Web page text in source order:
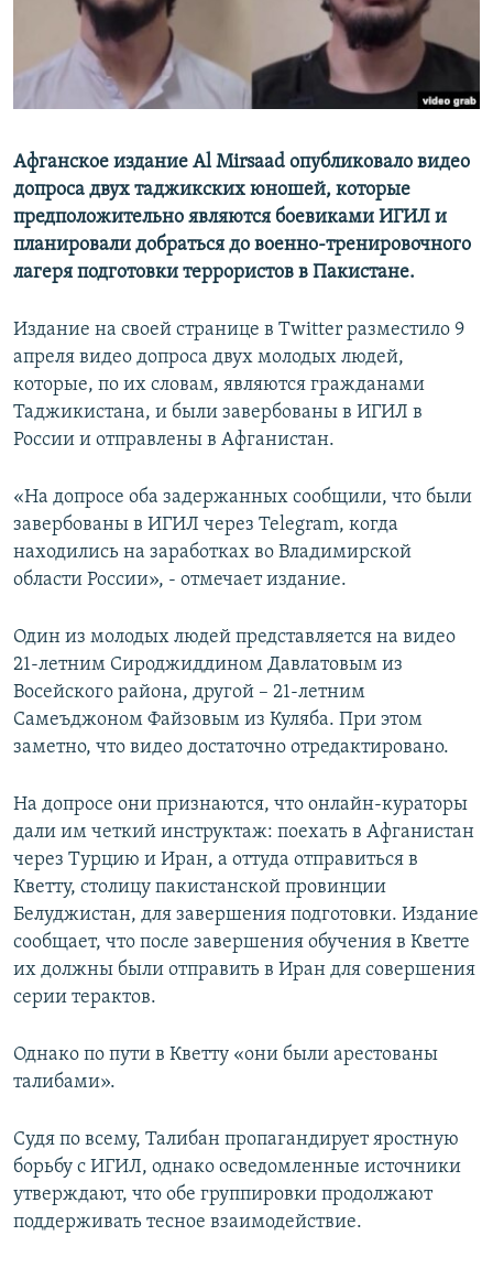
Афганское издание Al Mirsaad опубликовало видео
допроса двух таджикских юношей, которые
предположительно являются боевиками ИГИЛ и
планировали добраться до военно-тренировочного
лагеря подготовки террористов в Пакистане.
Издание на своей странице в Twitter разместило 9
апреля видео допроса двух молодых людей,
которые, по их словам, являются гражданами
Таджикистана, и были завербованы в ИГИЛ в
России и отправлены в Афганистан.
«На допросе оба задержанных сообщили, что были
завербованы в ИГИЛ через Telegram, когда
находились на заработках во Владимирской
области России», - отмечает издание.
Один из молодых людей представляется на видео
21-летним Сироджиддином Давлатовым из
Восейского района, другой – 21-летним
Самеъджоном Файзовым из Куляба. При этом
заметно, что видео достаточно отредактировано.
На допросе они признаются, что онлайн-кураторы
дали им четкий инструктаж: поехать в Афганистан
через Турцию и Иран, а оттуда отправиться в
Кветту, столицу пакистанской провинции
Белуджистан, для завершения подготовки. Издание
сообщает, что после завершения обучения в Кветте
их должны были отправить в Иран для совершения
серии терактов.
Однако по пути в Кветту «они были арестованы
талибами».
Судя по всему, Талибан пропагандирует яростную
борьбу с ИГИЛ, однако осведомленные источники
утверждают, что обе группировки продолжают
поддерживать тесное взаимодействие.